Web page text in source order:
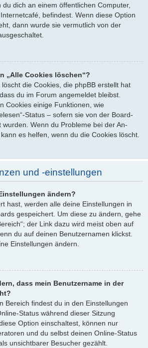
dich an einem öffentlichen Computer,
befindest. Wenn diese Option
dann wurde sie vermutlich von der
„Alle Cookies löschen“?
löscht die Cookies, die phpBB erstellt hat
du im Forum angemeldet bleibst.
Cookies einige Funktionen, wie
Status – sofern sie von der Board-
Wenn du Probleme bei der An-
es helfen, wenn du die Cookies löscht.
und -einstellungen
ändern?
hast, werden alle deine Einstellungen in
gespeichert. Um diese zu ändern, gehe
der Link dazu wird meist oben auf
du auf deinen Benutzernamen klickst.
Einstellungen ändern.
dass mein Benutzername in der
Bereich findest du in den Einstellungen
Status während dieser Sitzung
Option einschaltest, können nur
und du selbst deinen Online-Status
unsichtbarer Besucher gezählt.